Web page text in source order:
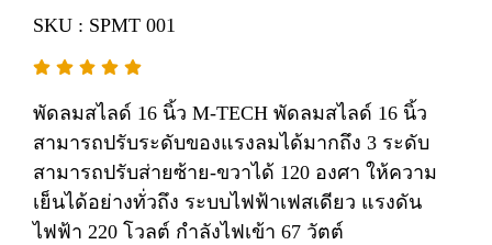
SKU : SPMT 001
พัดลมสไลด์ 16 นิ้ว M-TECH พัดลมสไลด์ 16 นิ้ว
สามารถปรับระดับของแรงลมได้มากถึง 3 ระดับ
สามารถปรับส่ายซ้าย-ขวาได้ 120 องศา ให้ความ
เย็นได้อย่างทั่วถึง ระบบไฟฟ้าเฟสเดียว แรงดัน
ไฟฟ้า 220 โวลต์ กำลังไฟเข้า 67 วัตต์